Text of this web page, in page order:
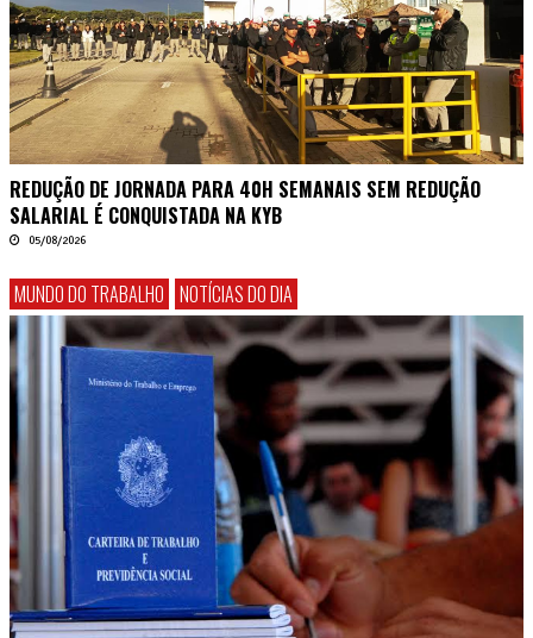
REDUÇÃO DE JORNADA PARA 40H SEMANAIS SEM REDUÇÃO
SALARIAL É CONQUISTADA NA KYB
05/08/2026
MUNDO DO TRABALHO NOTÍCIAS DO DIA